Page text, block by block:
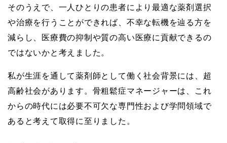
そのうえで、一人ひとりの患者により最適な薬剤選択
や治療を行うことができれば、不幸な転機を辿る方を
減らし、医療費の抑制や質の高い医療に貢献できるの
ではないかと考えました。
私が生涯を通して薬剤師として働く社会背景には、超
高齢社会があります。骨粗鬆症マネージャーは、これ
からの時代には必要不可欠な専門性および学問領域で
あると考えて取得に至りました。